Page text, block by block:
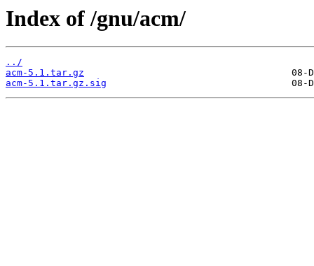
Index of /gnu/acm/
../
acm-5.1.tar.gz
acm-5.1.tar.gz.sig